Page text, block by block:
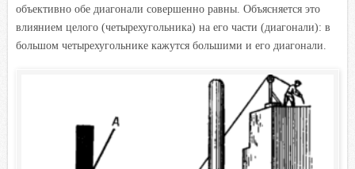
объективно обе диагонали совершенно равны. Объясняется это
влиянием целого (четырехугольника) на его части (диагонали): в
большом четырехугольнике кажутся большими и его диагонали.